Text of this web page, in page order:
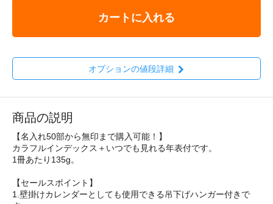
カートに入れる
オプションの値段詳細
商品の説明
【名入れ50部から無印まで購入可能！】
カラフルインデックス＋いつでも見れる年表付です。
1冊あたり135g。
【セールスポイント】
1.壁掛けカレンダーとしても使用できる吊下げハンガー付きで